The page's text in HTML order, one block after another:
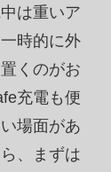
は重いア
時的に外
くのがお
充電も便
場面があ
、まずは